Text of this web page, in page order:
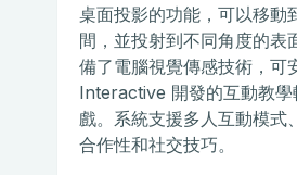
桌面投影的功能，可以移動
間，並投射到不同角度的表
備了電腦視覺傳感技術，可
Interactive 開發的互動教學
戲。系統支援多人互動模式
合作性和社交技巧。